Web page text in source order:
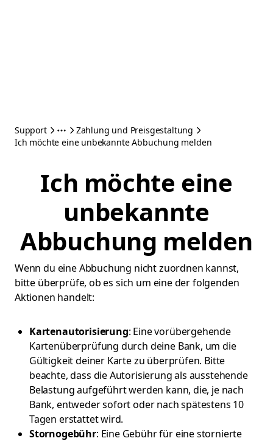
Support
Zahlung und Preisgestaltung
Ich möchte eine unbekannte Abbuchung melden
Ich möchte eine
unbekannte
Abbuchung melden
Wenn du eine Abbuchung nicht zuordnen kannst,
bitte überprüfe, ob es sich um eine der folgenden
Aktionen handelt:
Kartenautorisierung: Eine vorübergehende
Kartenüberprüfung durch deine Bank, um die
Gültigkeit deiner Karte zu überprüfen. Bitte
beachte, dass die Autorisierung als ausstehende
Belastung aufgeführt werden kann, die, je nach
Bank, entweder sofort oder nach spätestens 10
Tagen erstattet wird.
Stornogebühr: Eine Gebühr für eine stornierte